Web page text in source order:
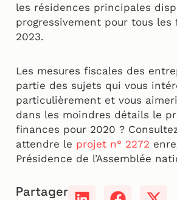
les résidences principales
progressivement pour tous les
2023.
Les mesures fiscales des
partie des sujets qui vous
particulièrement et vous
dans les moindres détails le
finances pour 2020 ?
attendre le projet n° 2272
Présidence de l’Assemblée
Partager